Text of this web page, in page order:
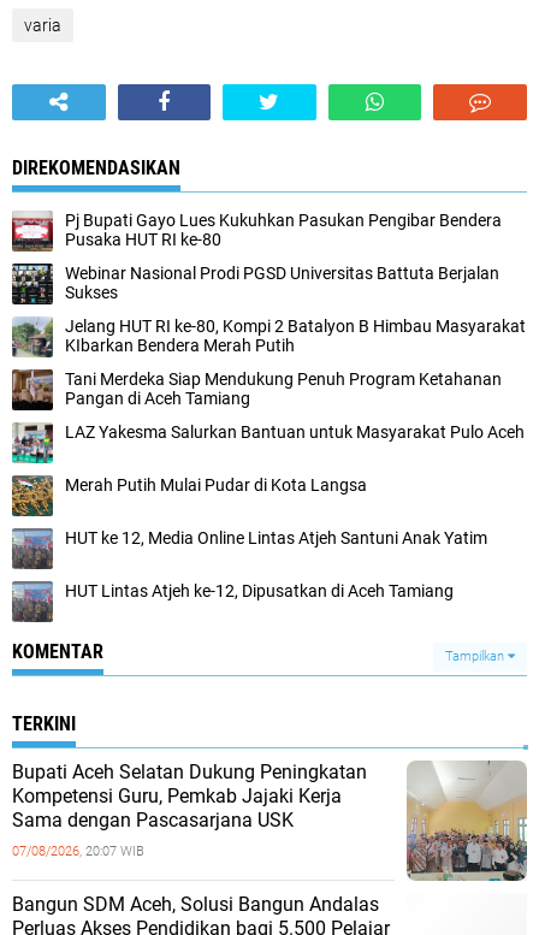
varia
DIREKOMENDASIKAN
Pj Bupati Gayo Lues Kukuhkan Pasukan Pengibar Bendera
Pusaka HUT RI ke-80
Webinar Nasional Prodi PGSD Universitas Battuta Berjalan
Sukses
Jelang HUT RI ke-80, Kompi 2 Batalyon B Himbau Masyarakat
KIbarkan Bendera Merah Putih
Tani Merdeka Siap Mendukung Penuh Program Ketahanan
Pangan di Aceh Tamiang
LAZ Yakesma Salurkan Bantuan untuk Masyarakat Pulo Aceh
Merah Putih Mulai Pudar di Kota Langsa
HUT ke 12, Media Online Lintas Atjeh Santuni Anak Yatim
HUT Lintas Atjeh ke-12, Dipusatkan di Aceh Tamiang
KOMENTAR Tampilkan
TERKINI
Bupati Aceh Selatan Dukung Peningkatan
Kompetensi Guru, Pemkab Jajaki Kerja
Sama dengan Pascasarjana USK
07/08/2026, 20:07 WIB
‎Bangun SDM Aceh, Solusi Bangun Andalas
Perluas Akses Pendidikan bagi 5.500 Pelajar ‎